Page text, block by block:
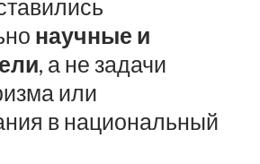
научные и
, а не задачи
или
в национальный